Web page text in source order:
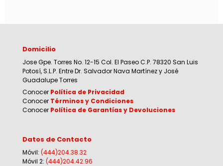
Domicilio
Jose Gpe. Torres No. 12-15 Col. El Paseo C.P. 78320 San Luis
Potosí, S.L.P. Entre Dr. Salvador Nava Martínez y José
Guadalupe Torres
Conocer Política de Privacidad
Conocer Términos y Condiciones
Conocer Política de Garantías y Devoluciones
Datos de Contacto
Móvil: (444)204.38.32
Móvil 2: (444)204.42.96